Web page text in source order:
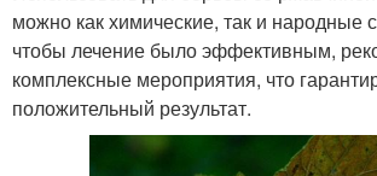
можно как химические, так и народные
чтобы лечение было эффективным,
комплексные мероприятия, что
положительный результат.